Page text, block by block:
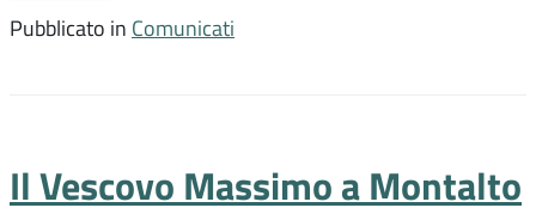
Pubblicato in Comunicati
Il Vescovo Massimo a Montalto